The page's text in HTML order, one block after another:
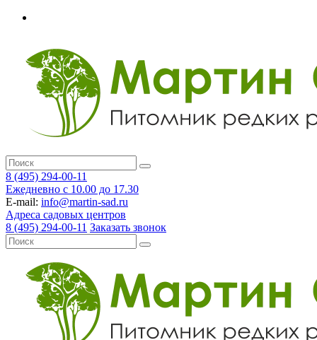
8 (495) 294-00-11
Ежедневно с 10.00 до 17.30
E-mail: info@martin-sad.ru
Адреса садовых центров
8 (495) 294-00-11 Заказать звонок